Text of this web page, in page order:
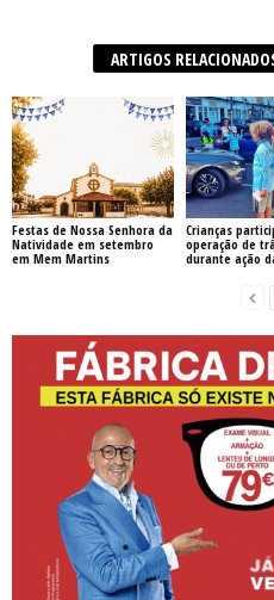
ARTIGOS
Festas de Nossa Senhora da
Natividade em setembro
em Mem Martins
Crianças
operação de
durante ação